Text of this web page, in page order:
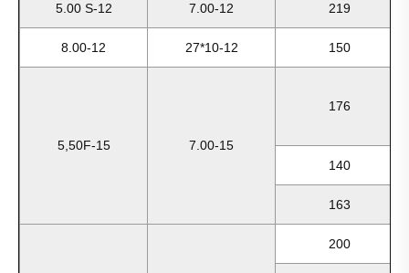
5.00 S-12 7.00-12 219
8.00-12 27*10-12 150
5,50F-15 7.00-15
176
140
163
200